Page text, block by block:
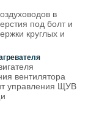
в
под болт и
круглых и
вентилятора
управления ЩУВ